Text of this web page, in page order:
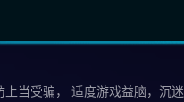
当受骗， 适度游戏益脑，沉